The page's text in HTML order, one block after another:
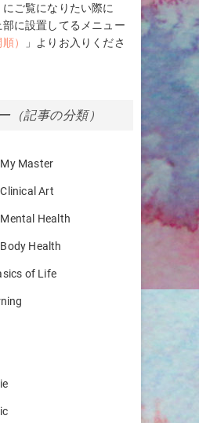
ご覧になりたい際に
に設置してるメニュー
）
」よりお入りくださ
（記事の分類）
Master
Art
Health
Health
of Life